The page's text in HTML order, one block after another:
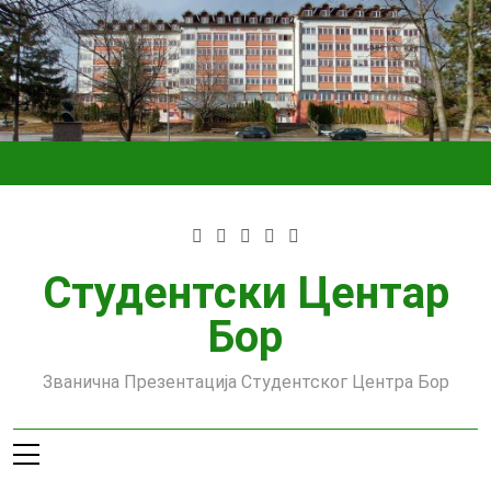
Skip
to
content
Студентски Центар
Бор
Званична Презентација Студентског Центра Бор